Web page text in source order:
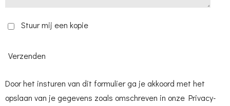
Stuur mij een kopie
Verzenden
Door het insturen van dit formulier ga je akkoord met het
opslaan van je gegevens zoals omschreven in onze Privacy-